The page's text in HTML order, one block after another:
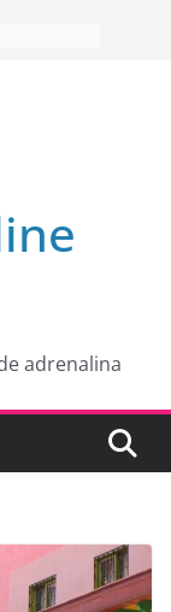
que
Excelente
!!
adrenalina